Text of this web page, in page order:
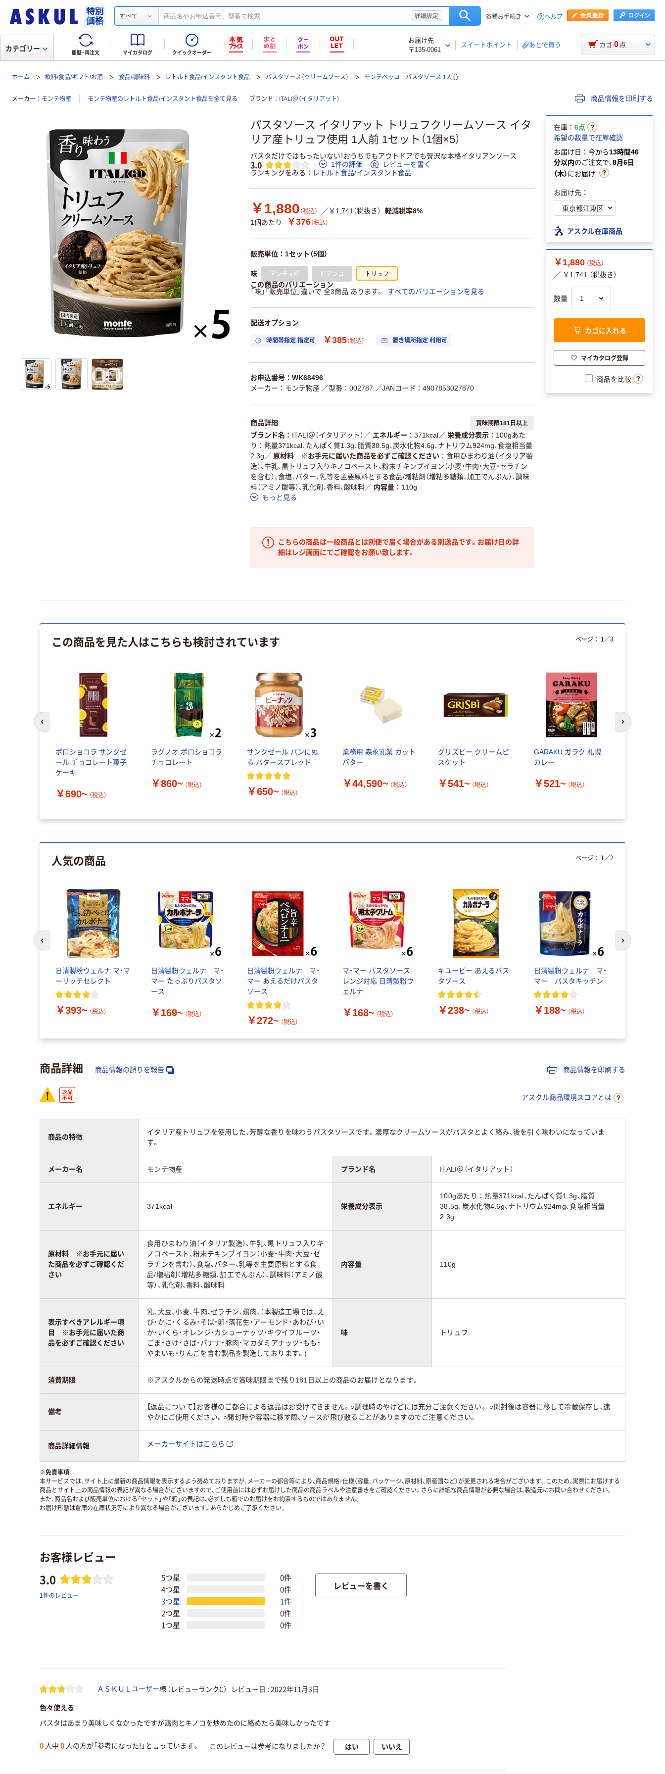
すべて 詳細設定 各種お手続き ヘルプ
履歴・再注文 マイカタログ クイックオーダー
お届け先
〒135-0061
スイートポイント あとで買う
カテゴリー カゴ 0 点
ホーム 飲料/食品/ギフト/お酒 食品/調味料 レトルト食品/インスタント食品 パスタソース（クリームソース） モンテベッロ パスタソース 1人前
メーカー モンテ物産 モンテ物産のレトルト食品/インスタント食品を全て見る ブランド ITALI＠（イタリアット） 商品情報を印刷する
パスタソース イタリアット トリュフクリームソース イタ
リア産トリュフ使用 1人前 1セット（1個×5）
パスタだけではもったいない！おうちでもアウトドアでも贅沢な本格イタリアンソース
3.0 1件の評価
レビューを書く
ランキングをみる
レトルト食品/インスタント食品
￥1,880 （税込） ／￥1,741（税抜き）
軽減税率8%
1個あたり
￥376（税込）
販売単位：1セット（5個）
味 アンチョビ ビアンコ トリュフ
この商品のバリエーション
「味」「販売単位」違いで 全3商品 あります。
すべてのバリエーションを見る
配送オプション
時間帯指定 指定可 ￥385（税込） 置き場所指定 利用可
お申込番号：WK68496
メーカー：モンテ物産 ／型番：002787 ／JANコード：4907853027870
商品詳細 賞味期限181日以上
ブランド名 ITALI＠（イタリアット） ／ エネルギー 371kcal／ 栄養成分表示
100gあた
り：熱量371kcal、たんぱく質1.3g、脂質38.5g、炭水化物4.6g、ナトリウム924mg、食塩相当量
2.3g ／ 原材料 ※お手元に届いた商品を必ずご確認ください
食用ひまわり油（イタリア製
造）、牛乳、黒トリュフ入りキノコペースト、粉末チキンブイヨン（小麦・牛肉・大豆・ゼラチン
を含む）、食塩、バター、乳等を主要原料とする食品/増粘剤（増粘多糖類、加工でんぷん）、調味
料（アミノ酸等）、乳化剤、香料、酸味料／ 内容量
110g
もっと見る
こちらの商品は一般商品とは別便で届く場合がある別送品です。お届け日の詳
細はレジ画面にてご確認をお願い致します。
在庫： 6点
希望の数量で在庫確認
お届け日：今から13時間46
分以内のご注文で、8月6日
（木）にお届け
お届け先：
アスクル在庫商品
￥1,880 （税込）
／ ￥1,741 （税抜き）
数量
カゴに入れる
マイカタログ登録
商品を比較
この商品を見た人はこちらも検討されています
ポロショコラ サンクゼ
ール チョコレート菓子
ケーキ
￥690~ （税込）
ラグノオ ポロショコラ
チョコレート
￥860~ （税込）
サンクゼール パンにぬ
る バタースプレッド
￥650~ （税込）
業務用 森永乳業 カット
バター
￥44,590~ （税込）
グリズビー クリームビ
スケット
￥541~ （税込）
GARAKU ガラク 札幌
カレー
￥521~ （税込）
ページ： 1 ／3
前のスライドへ 次のスライド
人気の商品
日清製粉ウェルナ マ・マ
ーリッチセレクト
￥393~ （税込）
日清製粉ウェルナ マ・
マー たっぷりパスタソ
ース
￥169~ （税込）
日清製粉ウェルナ マ・
マー あえるだけパスタ
ソース
￥272~ （税込）
マ・マー パスタソース
レンジ対応 日清製粉ウ
ェルナ
￥168~ （税込）
キユーピー あえるパス
タソース
￥238~ （税込）
日清製粉ウェルナ マ・
マー パスタキッチン
￥188~ （税込）
ページ： 1 ／2
前のスライドへ 次のスライド
商品詳細 商品情報の誤りを報告 商品情報を印刷する
アスクル商品環境スコアとは
商品の特徴
イタリア産トリュフを使用した、芳醇な香りを味わうパスタソースです。濃厚なクリームソースがパスタとよく絡み、後を引く味わいになっていま
す。
メーカー名 モンテ物産 ブランド名 ITALI＠（イタリアット）
エネルギー 371kcal 栄養成分表示
100gあたり：熱量371kcal、たんぱく質1.3g、脂質
38.5g、炭水化物4.6g、ナトリウム924mg、食塩相当量
2.3g
原材料 ※お手元に届い
た商品を必ずご確認くだ
さい
食用ひまわり油（イタリア製造）、牛乳、黒トリュフ入りキ
ノコペースト、粉末チキンブイヨン（小麦・牛肉・大豆・ゼ
ラチンを含む）、食塩、バター、乳等を主要原料とする食
品/増粘剤（増粘多糖類、加工でんぷん）、調味料（アミノ酸
等）、乳化剤、香料、酸味料
内容量 110g
表示すべきアレルギー項
目 ※お手元に届いた商
品を必ずご確認ください
乳、大豆、小麦、牛肉、ゼラチン、鶏肉、（本製造工場では、え
び・かに・くるみ・そば・卵・落花生・アーモンド・あわび・い
か・いくら・オレンジ・カシューナッツ・キウイフルーツ・
ごま・さけ・さば・バナナ・豚肉・マカダミアナッツ・もも・
やまいも・りんごを含む製品を製造しております。)
味 トリュフ
消費期限 ※アスクルからの発送時点で賞味期限まで残り181日以上の商品のお届けとなります。
備考
【返品について】お客様のご都合による返品はお受けできません。○調理時のやけどには充分ご注意ください。 ○開封後は容器に移して冷蔵保存し、速
やかにご使用ください。○開封時や容器に移す際、ソースが飛び散ることがありますのでご注意ください。
商品詳細情報 メーカーサイトはこちら
※免責事項
本サービスでは、サイト上に最新の商品情報を表示するよう努めておりますが、メーカーの都合等により、商品規格・仕様（容量、パッケージ、原材料、原産国など）が変更される場合がございます。このため、実際にお届けする
商品とサイト上の商品情報の表記が異なる場合がございますので、ご使用前には必ずお届けした商品の商品ラベルや注意書きをご確認ください。さらに詳細な商品情報が必要な場合は、製造元にお問い合わせください。
また、商品名および販売単位における「セット」や「箱」の表記は、必ずしも箱でのお届けをお約束するものではありません。
お届け形態は倉庫の在庫状況等により異なる場合がございます。あらかじめご了承ください。
お客様レビュー
3.0
1件のレビュー
5つ星
0件
4つ星
0件
3つ星
1件
2つ星
0件
1つ星
0件
レビューを書く
ＡＳＫＵＬユーザー様 （レビューランクC） レビュー日 : 2022年11月3日
色々使える
パスタはあまり美味しくなかったですが鶏肉とキノコを炒めたのに絡めたら美味しかったです
0 人中 0 人の方が「参考になった!」と言っています。 このレビューは参考になりましたか？ はい いいえ